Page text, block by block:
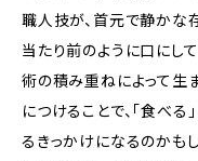
職人技が、首元で静かな
当たり前のように口にし
術の積み重ねによって生
につけることで、「食べ
るきっかけになるのかも